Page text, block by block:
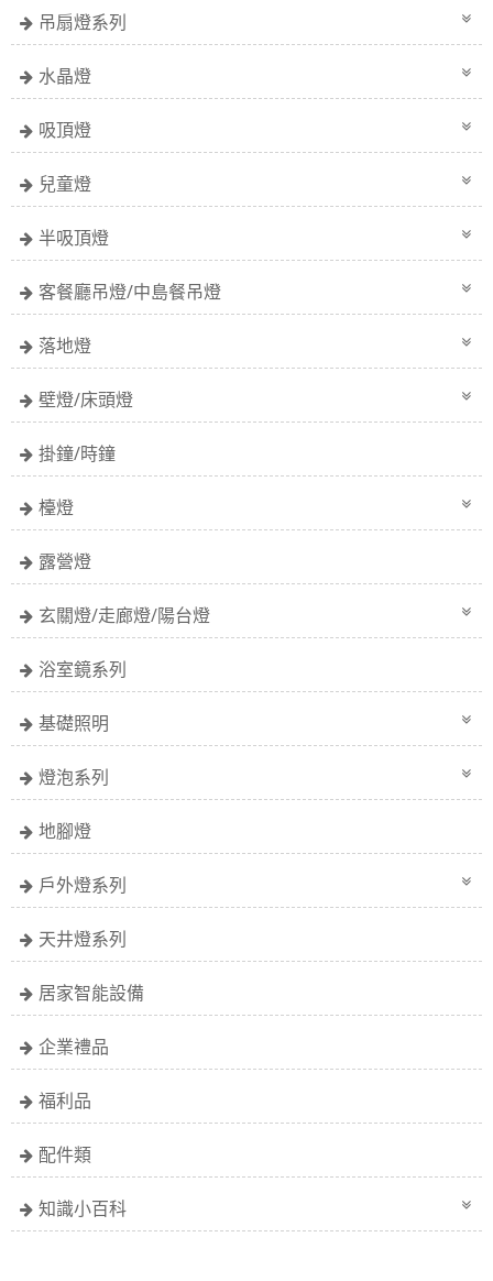
吊扇燈系列
水晶燈
吸頂燈
兒童燈
半吸頂燈
客餐廳吊燈/中島餐吊燈
落地燈
壁燈/床頭燈
掛鐘/時鐘
檯燈
露營燈
玄關燈/走廊燈/陽台燈
浴室鏡系列
基礎照明
燈泡系列
地腳燈
戶外燈系列
天井燈系列
居家智能設備
企業禮品
福利品
配件類
知識小百科